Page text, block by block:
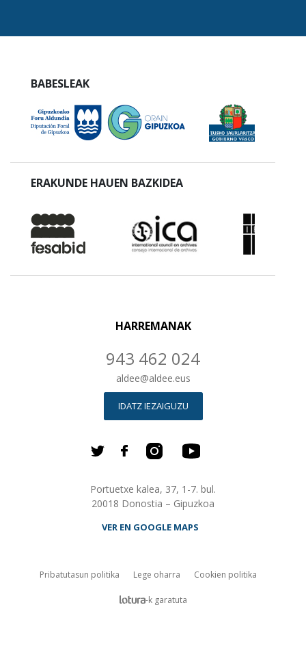
BABESLEAK
ERAKUNDE HAUEN BAZKIDEA
HARREMANAK
943 462 024
aldee@aldee.eus
IDATZ IEZAIGUZU
Portuetxe kalea, 37, 1-7. bul.
20018 Donostia – Gipuzkoa
VER EN GOOGLE MAPS
Pribatutasun politika Lege oharra
Cookien politika
lotura.com Empresa de desarrollo web en
-k garatuta